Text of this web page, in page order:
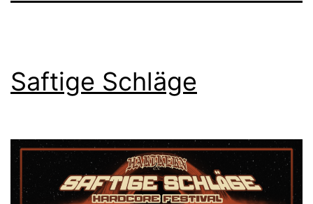
Saftige Schläge